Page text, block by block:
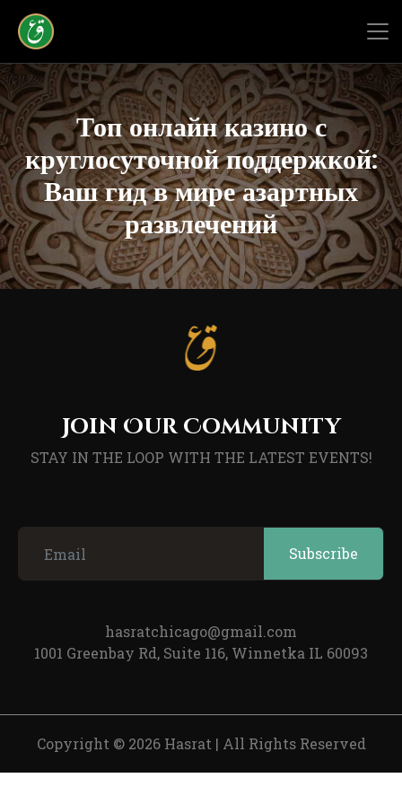
Топ онлайн казино с
круглосуточной поддержкой:
Ваш гид в мире азартных
развлечений
Join Our Community
STAY IN THE LOOP WITH THE LATEST EVENTS!
hasratchicago@gmail.com
1001 Greenbay Rd, Suite 116, Winnetka IL 60093
Copyright © 2026 Hasrat | All Rights Reserved